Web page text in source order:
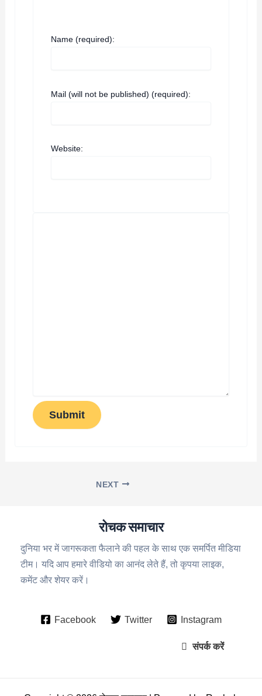
Name (required):
Mail (will not be published) (required):
Website:
Submit
NEXT
रोचक समाचार
दुनिया भर में जागरूकता फैलाने की पहल के साथ एक समर्पित मीडिया
टीम। यदि आप हमारे वीडियो का आनंद लेते हैं, तो कृपया लाइक,
कमेंट और शेयर करें।
Facebook Twitter Instagram
संपर्क करें